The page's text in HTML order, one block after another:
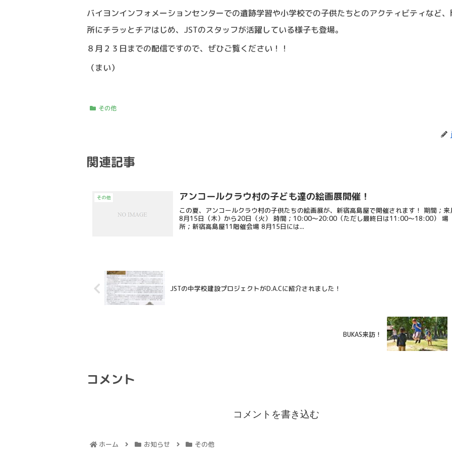
バイヨンインフォメーションセンターでの遺跡学習や小学校での子供たちとのアクティビティなど、
所にチラッとチアはじめ、JSTのスタッフが活躍している様子も登場。
８月２３日までの配信ですので、ぜひご覧ください！！
（まい）
その他
関連記事
その他 アンコールクラウ村の子ども達の絵画展開催！
この夏、アンコールクラウ村の子供たちの絵画展が、新宿高島屋で開催されます！ 期間；来
8月15日（木）から20日（火） 時間；10:00～20:00（ただし最終日は11:00～18:00） 場
所；新宿高島屋11階催会場 8月15日には...
JSTの中学校建設プロジェクトがD.A.Cに紹介されました！
BUKAS来訪！
コメント
コメントを書き込む
ホーム お知らせ その他